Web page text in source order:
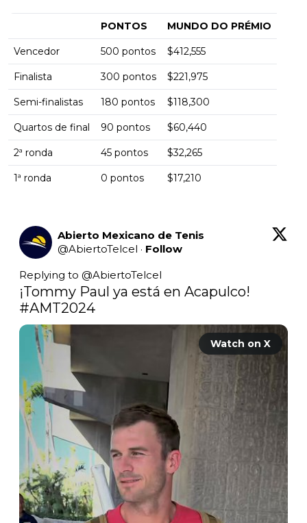
PONTOS MUNDO DO PRÉMIO
Vencedor 500 pontos $412,555
Finalista 300 pontos $221,975
Semi-finalistas 180 pontos $118,300
Quartos de final 90 pontos $60,440
2ª ronda 45 pontos $32,265
1ª ronda 0 pontos $17,210
Abierto Mexicano de Tenis
@AbiertoTelcel · Follow
Replying to @AbiertoTelcel
#AMT2024
Watch on X